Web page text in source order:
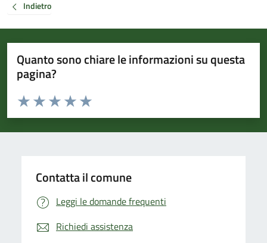
Indietro
Quanto sono chiare le informazioni su questa
pagina?
Valuta da 1 a 5 stelle la pagina
Valuta 5 stelle su 5
Valuta 4 stelle su 5
Valuta 3 stelle su 5
Valuta 2 stelle su 5
Valuta 1 stelle su 5
Contatta il comune
Leggi le domande frequenti
Richiedi assistenza